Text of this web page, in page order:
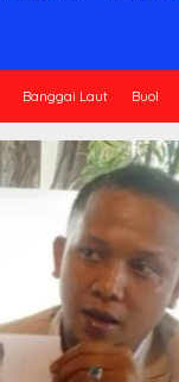
Banggai Laut Buol